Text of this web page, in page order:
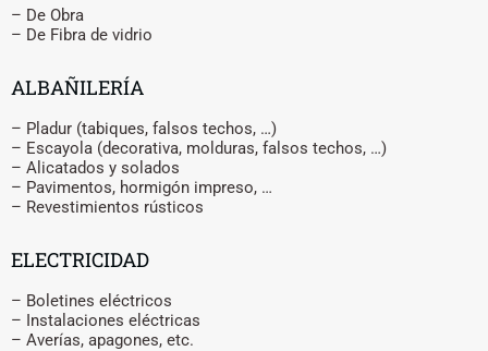
– De Obra
– De Fibra de vidrio
ALBAÑILERÍA
– Pladur (tabiques, falsos techos, …)
– Escayola (decorativa, molduras, falsos techos, …)
– Alicatados y solados
– Pavimentos, hormigón impreso, …
– Revestimientos rústicos
ELECTRICIDAD
– Boletines eléctricos
– Instalaciones eléctricas
– Averías, apagones, etc.